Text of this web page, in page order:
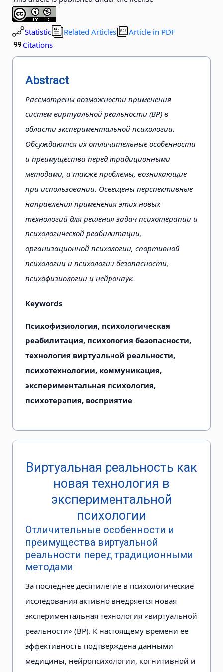
Statistic Related Articles
Article in PDF
Citations
Abstract
Рассмотрены возможности применения
систем виртуальной реальности (ВР) в
области экспериментальной психологии.
Обсуждаются их отличительные особенности
и преимущества перед традиционными
методами, а также проблемы, возникающие
при использовании. Освещены перспективные
направления применения этих новых
технологий для решения задач психотерапии и
психологической реабилитации,
организационной психологии, спортивной
психологии и психологии безопасности,
психофизиологии и нейронаук.
Keywords
Психофизиология, психологическая
реабилитация, психология безопасности,
технология виртуальной реальности,
психотехнологии, коммуникация,
экспериментальная психология,
психотерапия, восприятие
Виртуальная реальность как
новая технология в
экспериментальной
психологии
Отличительные особенности и
преимущества виртуальной
реальности перед традиционными
методами
За последнее десятилетие в психоло­гические
исследования активно внедря­ется новая
экспериментальная техноло­гия «виртуальной
реальности» (ВР). К настоящему времени ее
эффективность подтверждена данными
медицины, ней­ропсихологии, когнитивной и